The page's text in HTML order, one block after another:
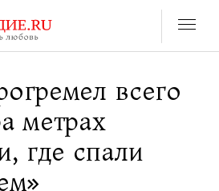
всего
метрах
где спали